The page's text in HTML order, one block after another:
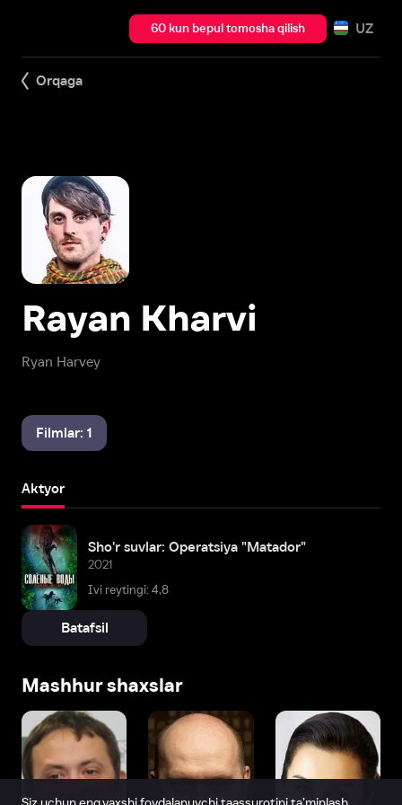
60 kun bepul tomosha qilish UZ
Orqaga
Ryan Harvey
Rayan Kharvi
Filmlar: 1
Aktyor
Sho'r suvlar: Operatsiya "Matador"
2021
Ivi reytingi: 4,8
Batafsil
Mashhur shaxslar